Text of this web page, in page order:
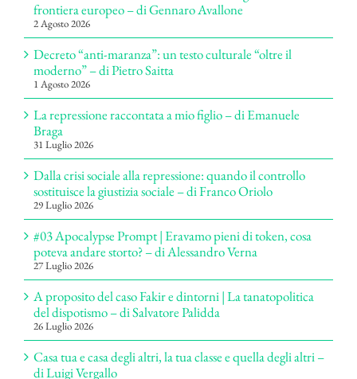
frontiera europeo – di Gennaro Avallone
2 Agosto 2026
Decreto “anti-maranza”: un testo culturale “oltre il
moderno” – di Pietro Saitta
1 Agosto 2026
La repressione raccontata a mio figlio – di Emanuele
Braga
31 Luglio 2026
Dalla crisi sociale alla repressione: quando il controllo
sostituisce la giustizia sociale – di Franco Oriolo
29 Luglio 2026
#03 Apocalypse Prompt | Eravamo pieni di token, cosa
poteva andare storto? – di Alessandro Verna
27 Luglio 2026
A proposito del caso Fakir e dintorni | La tanatopolitica
del dispotismo – di Salvatore Palidda
26 Luglio 2026
Casa tua e casa degli altri, la tua classe e quella degli altri –
di Luigi Vergallo